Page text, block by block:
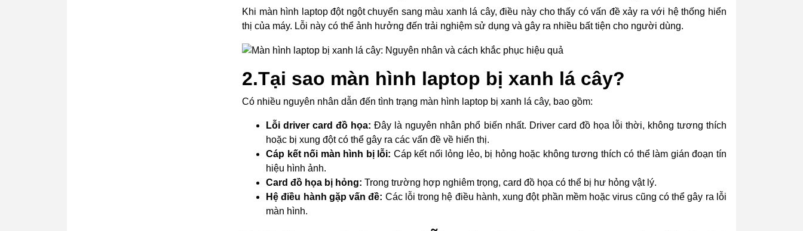
Khi màn hình laptop đột ngột chuyển sang màu xanh lá cây, điều này cho thấy có vấn đề xảy ra với hệ thống hiển
thị của máy. Lỗi này có thể ảnh hưởng đến trải nghiệm sử dụng và gây ra nhiều bất tiện cho người dùng.
2.Tại sao màn hình laptop bị xanh lá cây?
Có nhiều nguyên nhân dẫn đến tình trạng màn hình laptop bị xanh lá cây, bao gồm:
Lỗi driver card đồ họa: Đây là nguyên nhân phổ biến nhất. Driver card đồ họa lỗi thời, không tương thích
hoặc bị xung đột có thể gây ra các vấn đề về hiển thị.
Cáp kết nối màn hình bị lỗi: Cáp kết nối lỏng lẻo, bị hỏng hoặc không tương thích có thể làm gián đoạn tín
hiệu hình ảnh.
Card đồ họa bị hỏng: Trong trường hợp nghiêm trọng, card đồ họa có thể bị hư hỏng vật lý.
Hệ điều hành gặp vấn đề: Các lỗi trong hệ điều hành, xung đột phần mềm hoặc virus cũng có thể gây ra lỗi
màn hình.